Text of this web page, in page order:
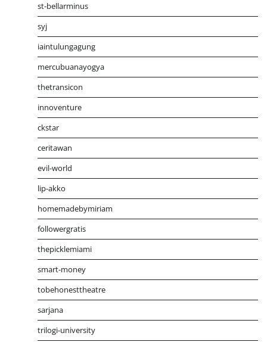
st-bellarminus
syj
iaintulungagung
mercubuanayogya
thetransicon
innoventure
ckstar
ceritawan
evil-world
lip-akko
homemadebymiriam
followergratis
thepicklemiami
smart-money
tobehonesttheatre
sarjana
trilogi-university